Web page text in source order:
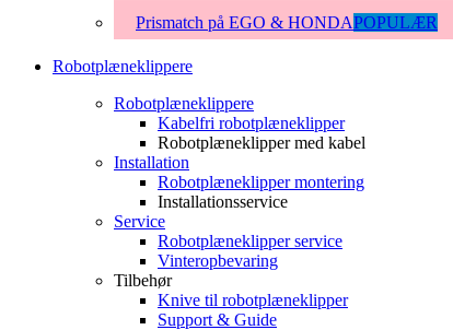
Prismatch på EGO & HONDAPOPULÆR
Robotplæneklippere
Robotplæneklippere
Kabelfri robotplæneklipper
Robotplæneklipper med kabel
Installation
Robotplæneklipper montering
Installationsservice
Service
Robotplæneklipper service
Vinteropbevaring
Tilbehør
Knive til robotplæneklipper
Support & Guide